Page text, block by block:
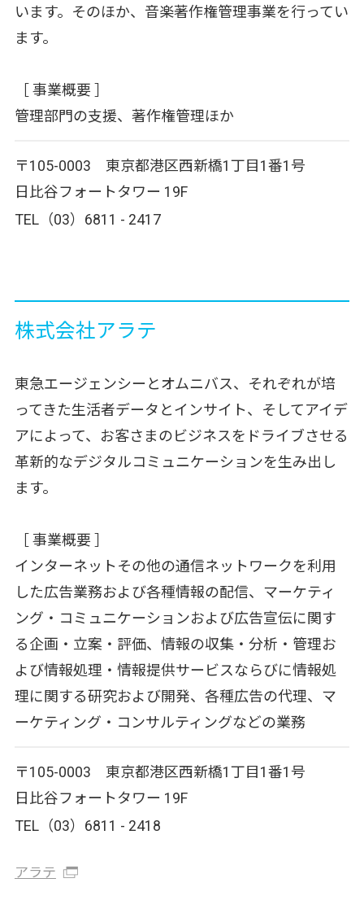
います。そのほか、音楽著作権管理事業を行ってい
ます。
［ 事業概要 ］
管理部門の支援、著作権管理ほか
〒105-0003 東京都港区西新橋1丁目1番1号
日比谷フォートタワー 19F
TEL（03）6811 - 2417
株式会社アラテ
東急エージェンシーとオムニバス、それぞれが培
ってきた生活者データとインサイト、そしてアイデ
アによって、お客さまのビジネスをドライブさせる
革新的なデジタルコミュニケーションを生み出し
ます。
［ 事業概要 ］
インターネットその他の通信ネットワークを利用
した広告業務および各種情報の配信、マーケティ
ング・コミュニケーションおよび広告宣伝に関す
る企画・立案・評価、情報の収集・分析・管理お
よび情報処理・情報提供サービスならびに情報処
理に関する研究および開発、各種広告の代理、マ
ーケティング・コンサルティングなどの業務
〒105-0003 東京都港区西新橋1丁目1番1号
日比谷フォートタワー 19F
TEL（03）6811 - 2418
アラテ